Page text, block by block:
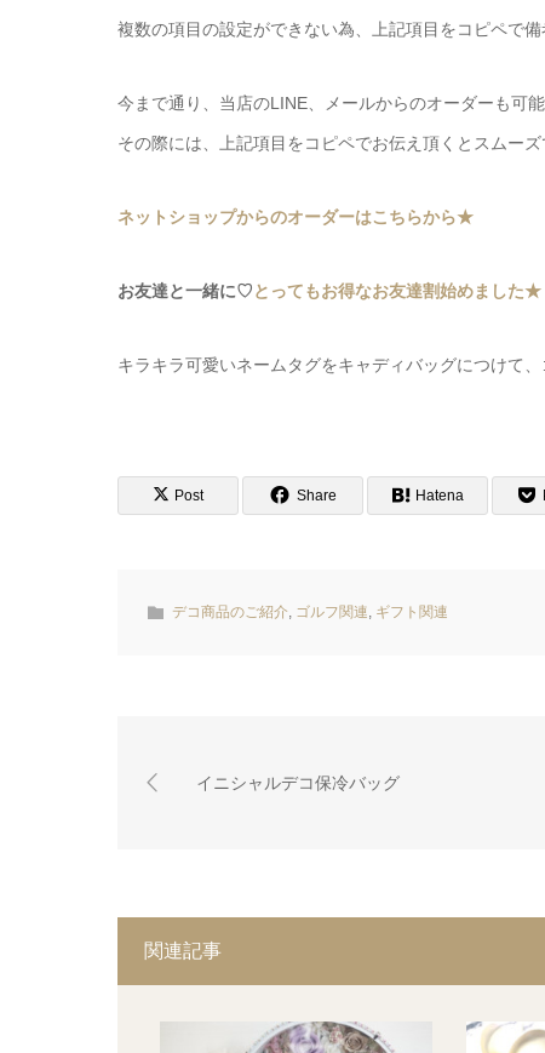
複数の項目の設定ができない為、上記項目をコピペで備
今まで通り、当店のLINE、メールからのオーダーも可能
その際には、上記項目をコピペでお伝え頂くとスムーズ
ネットショップからのオーダーはこちらから★
お友達と一緒に♡とってもお得なお友達割始めました★
キラキラ可愛いネームタグをキャディバッグにつけて
Post Share Hatena
デコ商品のご紹介, ゴルフ関連, ギフト関連
イニシャルデコ保冷バッグ
関連記事